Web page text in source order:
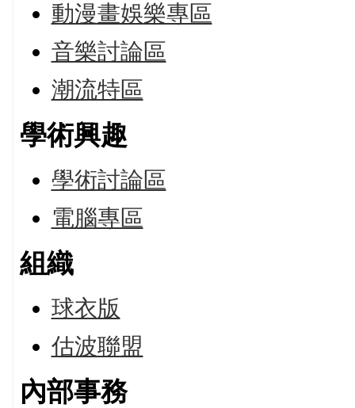
動漫畫娛樂專區
音樂討論區
潮流特區
學術興趣
學術討論區
電腦專區
組織
球衣版
估波聯盟
內部事務